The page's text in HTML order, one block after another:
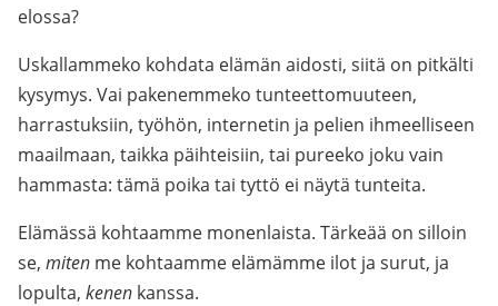
elossa?
Uskallammeko kohdata elämän aidosti, siitä on pitkälti
kysymys. Vai pakenemmeko tunteettomuuteen,
harrastuksiin, työhön, internetin ja pelien ihmeelliseen
maailmaan, taikka päihteisiin, tai pureeko joku vain
hammasta: tämä poika tai tyttö ei näytä tunteita.
Elämässä kohtaamme monenlaista. Tärkeää on silloin
se, miten me kohtaamme elämämme ilot ja surut, ja
lopulta, kenen kanssa.